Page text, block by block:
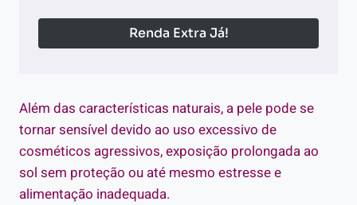
Renda Extra Já!
Além das características naturais, a pele pode se
tornar sensível devido ao uso excessivo de
cosméticos agressivos, exposição prolongada ao
sol sem proteção ou até mesmo estresse e
alimentação inadequada.